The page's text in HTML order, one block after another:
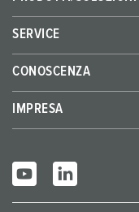
SERVICE
CONOSCENZA
IMPRESA